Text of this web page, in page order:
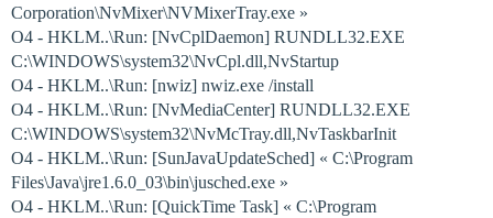
Corporation\NvMixer\NVMixerTray.exe »
O4 - HKLM..\Run: [NvCplDaemon] RUNDLL32.EXE
C:\WINDOWS\system32\NvCpl.dll,NvStartup
O4 - HKLM..\Run: [nwiz] nwiz.exe /install
O4 - HKLM..\Run: [NvMediaCenter] RUNDLL32.EXE
C:\WINDOWS\system32\NvMcTray.dll,NvTaskbarInit
O4 - HKLM..\Run: [SunJavaUpdateSched] « C:\Program
Files\Java\jre1.6.0_03\bin\jusched.exe »
O4 - HKLM..\Run: [QuickTime Task] « C:\Program